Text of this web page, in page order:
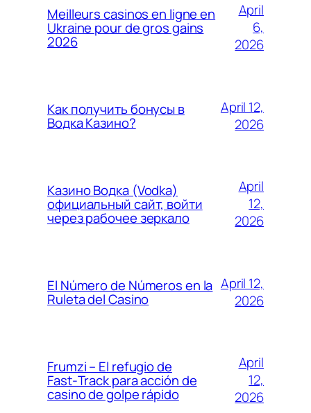
Meilleurs casinos en ligne en
Ukraine pour de gros gains
2026
April
6,
2026
Как получить бонусы в
Водка Казино?
April 12,
2026
Казино Водка (Vodka)
официальный сайт, войти
через рабочее зеркало
April
12,
2026
El Número de Números en la
Ruleta del Casino
April 12,
2026
Frumzi – El refugio de
Fast‑Track para acción de
casino de golpe rápido
April
12,
2026